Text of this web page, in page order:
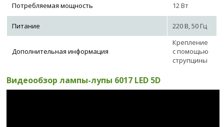
Потребляемая мощность
12 Вт
Питание 220 В, 50 Гц
Дополнительная информация
Крепление
с помощью
струпцины
Видеообзор лампы-лупы 6017 LED 5D